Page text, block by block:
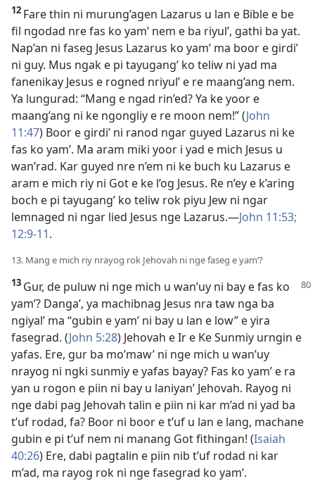
12 Fare thin ni murung’agen Lazarus u lan e Bible e be
fil ngodad nre fas ko yam’ nem e ba riyul’, gathi ba yat.
Nap’an ni faseg Jesus Lazarus ko yam’ ma boor e girdi’
ni guy. Mus ngak e pi tayugang’ ko teliw ni yad ma
fanenikay Jesus e rogned nriyul’ e re maang’ang nem.
Ya lungurad: “Mang e ngad rin’ed? Ya ke yoor e
maang’ang ni ke ngongliy e re moon nem!” (John
11:47) Boor e girdi’ ni ranod ngar guyed Lazarus ni ke
fas ko yam’. Ma aram miki yoor i yad e mich Jesus u
wan’rad. Kar guyed nre n’em ni ke buch ku Lazarus e
aram e mich riy ni Got e ke l’og Jesus. Re n’ey e k’aring
boch e pi tayugang’ ko teliw rok piyu Jew ni ngar
lemnaged ni ngar lied Jesus nge Lazarus.​—John 11:53;
12:9-11.
13. Mang e mich riy nrayog rok Jehovah ni nge faseg e yam’?
13 Gur, de puluw ni nge mich u wan’uy ni bay e fas ko
yam’? Danga’, ya machibnag Jesus nra taw nga ba
ngiyal’ ma “gubin e yam’ ni bay u lan e low” e yira
fasegrad. (John 5:28) Jehovah e Ir e Ke Sunmiy urngin e
yafas. Ere, gur ba mo’maw’ ni nge mich u wan’uy
nrayog ni ngki sunmiy e yafas bayay? Fas ko yam’ e ra
yan u rogon e piin ni bay u laniyan’ Jehovah. Rayog ni
nge dabi pag Jehovah talin e piin ni kar m’ad ni yad ba
t’uf rodad, fa? Boor ni boor e t’uf u lan e lang, machane
gubin e pi t’uf nem ni manang Got fithingan! (Isaiah
40:26) Ere, dabi pagtalin e piin nib t’uf rodad ni kar
m’ad, ma rayog rok ni nge fasegrad ko yam’.